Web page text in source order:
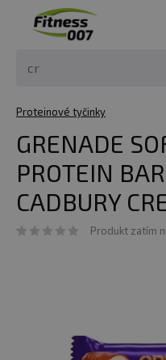
Proteinové tyčinky
GRENADE
PROTEIN
CADBURY
Produkt zatím